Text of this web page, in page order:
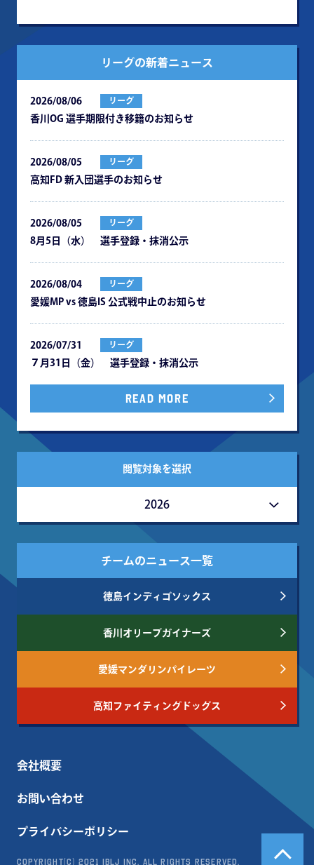
リーグの新着ニュース
2026/08/06 リーグ
⾹川OG 選⼿期限付き移籍のお知らせ
2026/08/05 リーグ
⾼知FD 新⼊団選⼿のお知らせ
2026/08/05 リーグ
8月5日（水） 選手登録・抹消公示
2026/08/04 リーグ
愛媛MP vs 徳島IS 公式戦中⽌のお知らせ
2026/07/31 リーグ
７月31日（金） 選手登録・抹消公示
READ MORE
閲覧対象を選択
2026
チームのニュース一覧
徳島インディゴソックス
香川オリーブガイナーズ
愛媛マンダリンパイレーツ
高知ファイティングドッグス
会社概要
お問い合わせ
プライバシーポリシー
Copyright(c) 2021 IBLJ Inc. All Rights Reserved.